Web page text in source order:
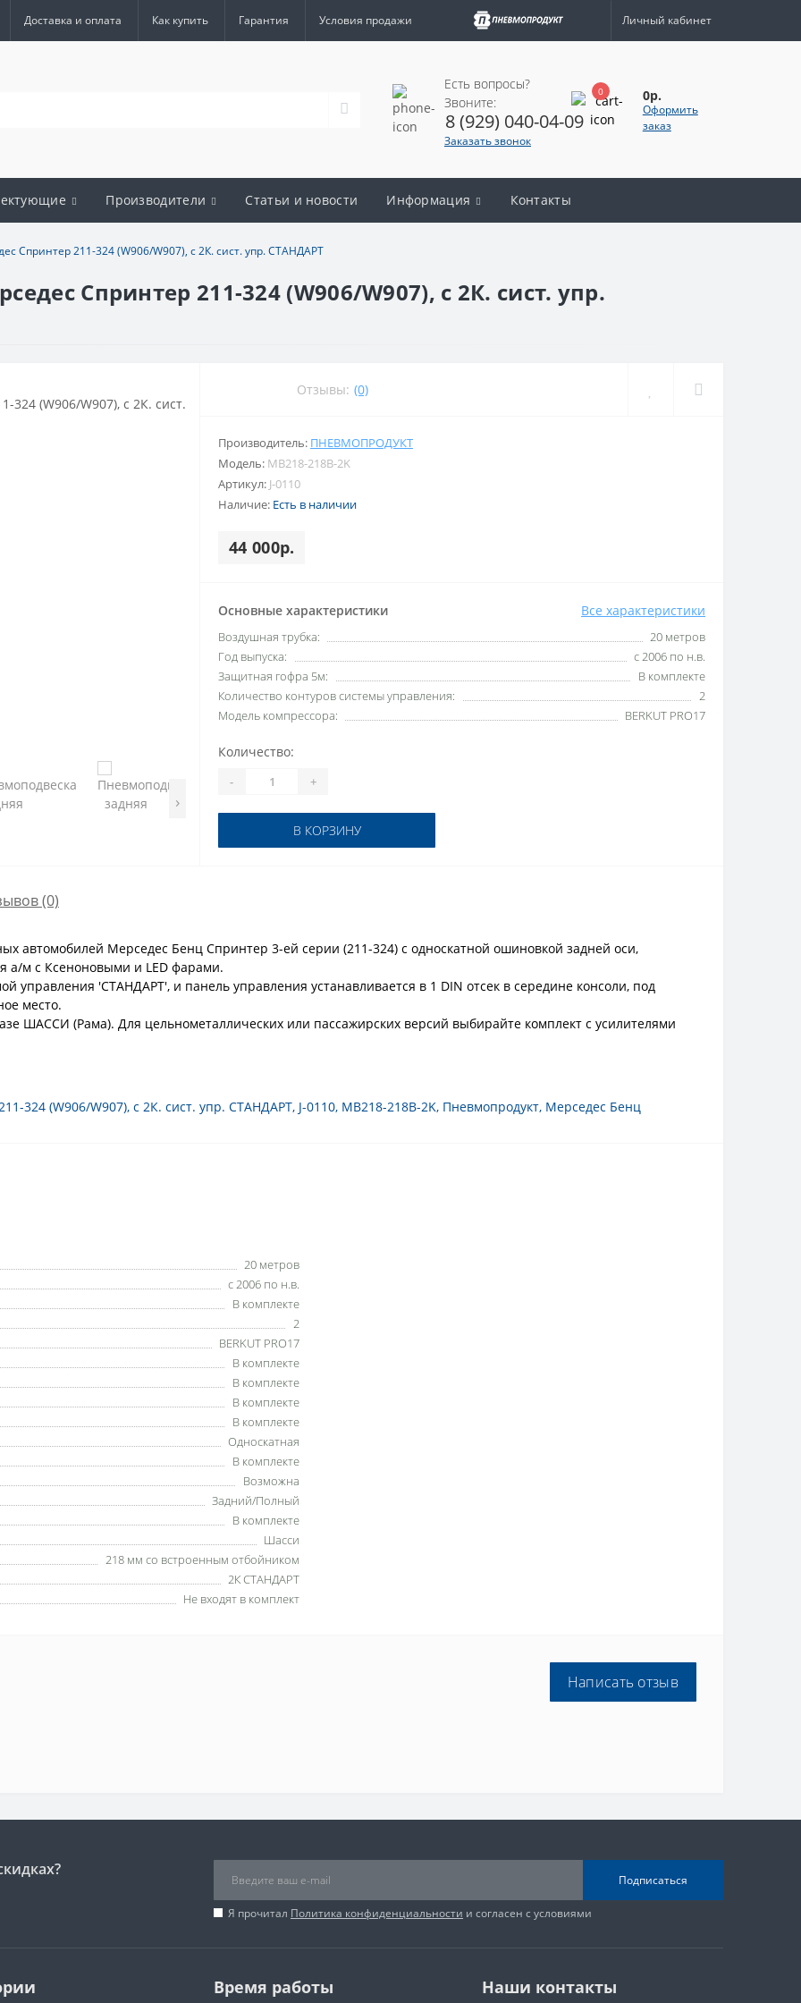
Доставка и оплата Как купить Гарантия Условия продажи Личный кабинет
Есть вопросы?
Звоните:
8 (929) 040-04-09
Заказать звонок
0 0р.
Оформить
заказ
Производители Статьи и новости Информация Контакты
Спринтер 211-324 (W906/W907), с 2К. сист. упр. СТАНДАРТ
Спринтер 211-324 (W906/W907), с 2К. сист. упр.
›
Отзывы: (0)
Производитель: ПНЕВМОПРОДУКТ
Модель: MB218-218B-2K
Артикул: J-0110
Наличие: Есть в наличии
44 000р.
Основные характеристики Все характеристики
Воздушная трубка:
20 метров
Год выпуска:
с 2006 по н.в.
Защитная гофра 5м:
В комплекте
Количество контуров системы управления:
2
Модель компрессора:
BERKUT PRO17
Количество:
- +
В КОРЗИНУ
(0)
автомобилей Мерседес Бенц Спринтер 3-ей серии (211-324) с односкатной ошиновкой задней оси,
а/м с Ксеноновыми и LED фарами.
управления 'СТАНДАРТ', и панель управления устанавливается в 1 DIN отсек в середине консоли, под
место.
ШАССИ (Рама). Для цельнометаллических или пассажирских версий выбирайте комплект с усилителями
324 (W906/W907), с 2К. сист. упр. СТАНДАРТ, J-0110, MB218-218B-2K, Пневмопродукт, Мерседес Бенц
20 метров
с 2006 по н.в.
В комплекте
2
BERKUT PRO17
В комплекте
В комплекте
В комплекте
В комплекте
Односкатная
В комплекте
Возможна
Задний/Полный
В комплекте
Шасси
218 мм со встроенным отбойником
2К СТАНДАРТ
Не входят в комплект
Написать отзыв
Подписаться
Я прочитал Политика конфиденциальности и согласен с условиями
Время работы Наши контакты